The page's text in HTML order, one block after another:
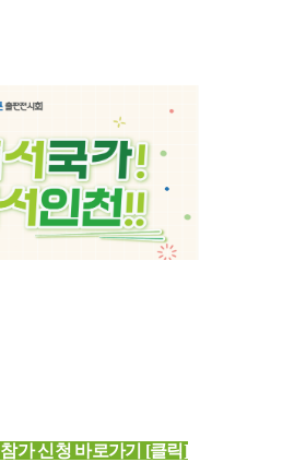
참가 신청 바로가기 [클릭]